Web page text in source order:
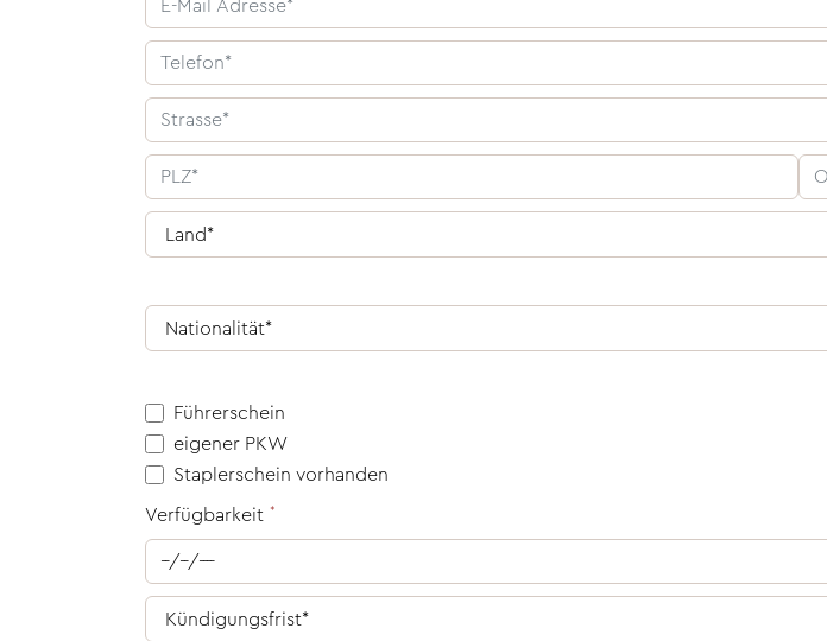
Führerschein
eigener PKW
Staplerschein vorhanden
Verfügbarkeit